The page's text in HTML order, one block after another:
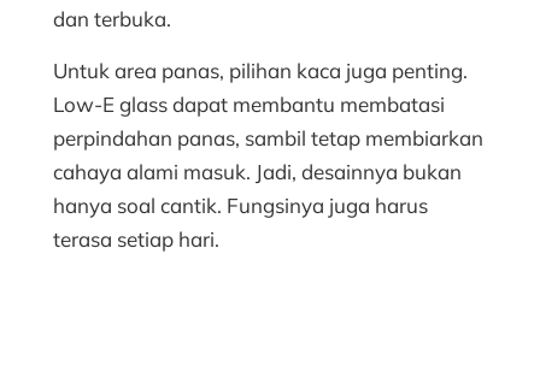
dan terbuka.
Untuk area panas, pilihan kaca juga penting.
Low-E glass dapat membantu membatasi
perpindahan panas, sambil tetap membiarkan
cahaya alami masuk. Jadi, desainnya bukan
hanya soal cantik. Fungsinya juga harus
terasa setiap hari.